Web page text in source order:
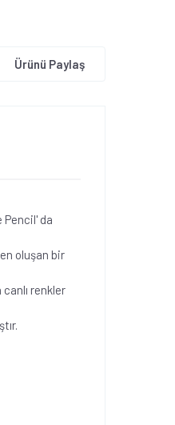
Ürünü Paylaş
Pencil' da
oluşan bir
renkler